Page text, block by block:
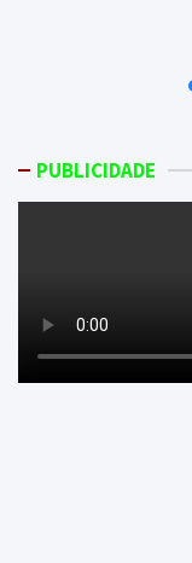
PUBLICIDADE